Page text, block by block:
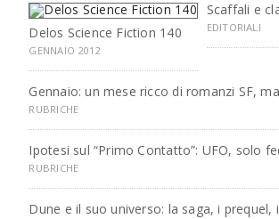
Delos Science Fiction 140
GENNAIO 2012
Scaffali e
EDITORIALI
Gennaio: un mese ricco di romanzi SF,
RUBRICHE
Ipotesi sul “Primo Contatto”: UFO, solo
RUBRICHE
Dune e il suo universo: la saga, i prequel,